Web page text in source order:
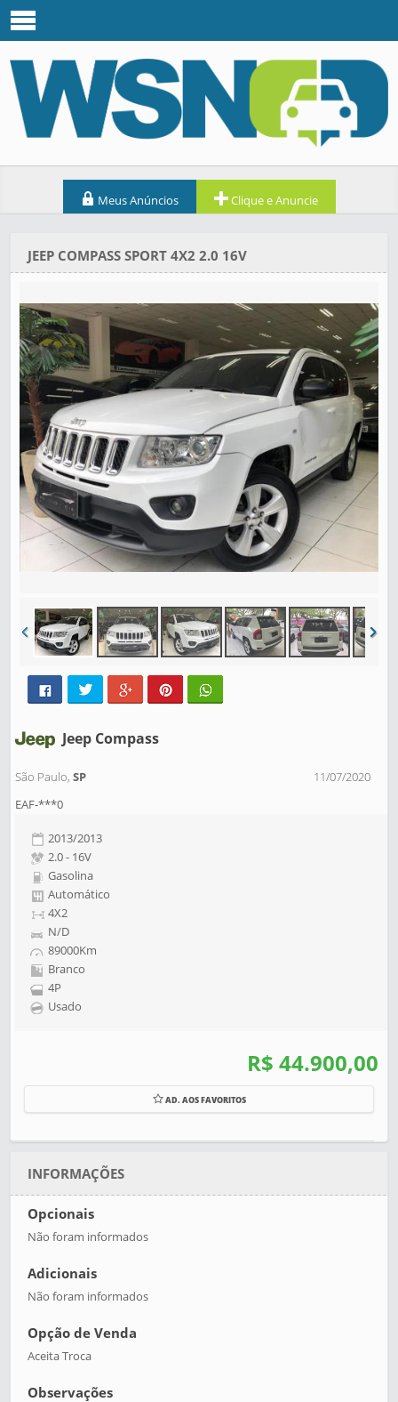
Meus Anúncios Clique e Anuncie
JEEP COMPASS SPORT 4X2 2.0 16V
Jeep Compass
São Paulo,SP
11/07/2020
EAF-***0
2013/2013
2.0 - 16V
Gasolina
Automático
4X2
N/D
89000Km
Branco
4P
Usado
R$ 44.900,00
AD. AOS FAVORITOS
INFORMAÇÕES
Opcionais
Não foram informados
Adicionais
Não foram informados
Opção de Venda
Aceita Troca
Observações